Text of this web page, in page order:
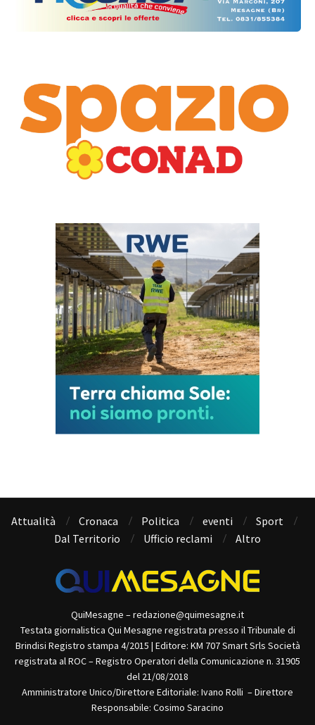
Attualità Cronaca Politica eventi
Sport
Dal Territorio
Ufficio reclami Altro
QuiMesagne – redazione@quimesagne.it
Testata giornalistica Qui Mesagne registrata presso il Tribunale di
Brindisi Registro stampa 4/2015 | Editore: KM 707 Smart Srls Società
registrata al ROC – Registro Operatori della Comunicazione n. 31905
del 21/08/2018
Amministratore Unico/Direttore Editoriale: Ivano Rolli – Direttore
Responsabile: Cosimo Saracino